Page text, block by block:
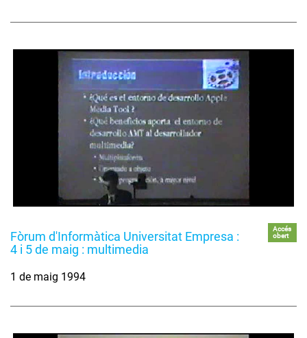
Fòrum d'Informàtica Universitat Empresa :
4 i 5 de maig : multimedia
Accés
obert
1 de maig 1994